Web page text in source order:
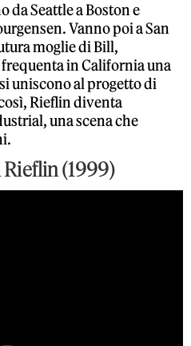
da Seattle a Boston e
Vanno poi a San
moglie di Bill,
in California una
uniscono al progetto di
Rieflin diventa
una scena che
(1999)